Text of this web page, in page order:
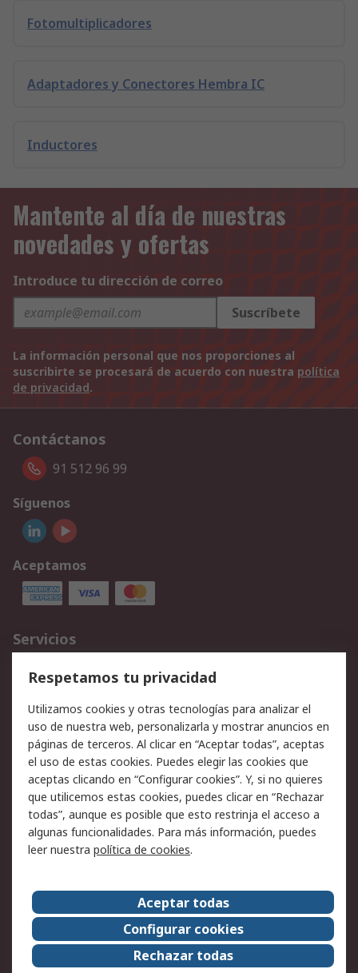
Fotomultiplicadores
Adaptadores y Conectores Hembra IC
Inductores
Mantente al día de nuestras
novedades y ofertas
Introduce tu dirección de correo
Suscríbete
La información personal que nos proporciones al
suscribirte se procesará de acuerdo con nuestra política
de privacidad.
Contáctanos
91 512 96 99
Síguenos
Aceptamos
Servicios
Cómo realizar pedidos
Devoluciones
Facturación y pago
Ofertas
Soporte técnico
Legal
Aviso legal
Política de privacidad -
Actualizada
Política sobre cookies
Seguridad de emails
Certificaciones de
Condiciones de venta
Acerca de RS
Acerca de RS
RS Group
RS en el mundo
Sala de prensa
Respetamos tu privacidad
Utilizamos cookies y otras tecnologías para analizar el
uso de nuestra web, personalizarla y mostrar anuncios en
páginas de terceros. Al clicar en “Aceptar todas”, aceptas
el uso de estas cookies. Puedes elegir las cookies que
aceptas clicando en “Configurar cookies”. Y, si no quieres
que utilicemos estas cookies, puedes clicar en “Rechazar
todas”, aunque es posible que esto restrinja el acceso a
algunas funcionalidades. Para más información, puedes
leer nuestra política de cookies.
Aceptar todas
Configurar cookies
Rechazar todas